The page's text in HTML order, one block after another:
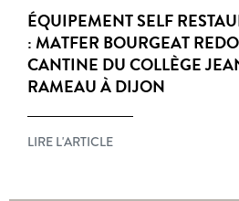
ÉQUIPEMENT SELF
: MATFER BOURGEAT
CANTINE DU COLLÈGE
RAMEAU À DIJON
LIRE L'ARTICLE